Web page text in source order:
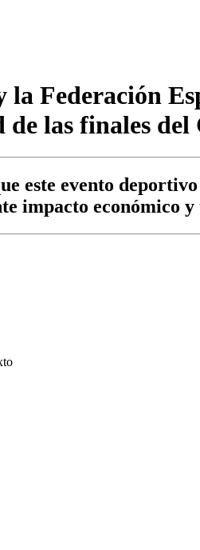
Federación
de las finales
este evento
impacto económico